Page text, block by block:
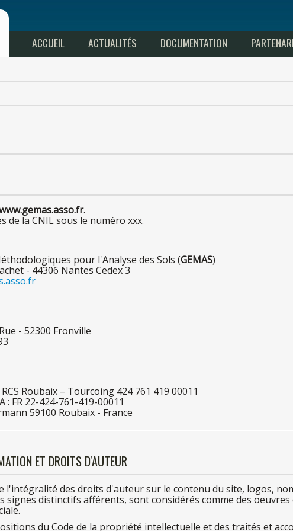
ACCUEIL ACTUALITÉS DOCUMENTATION
.
de la CNILsous le numéro xxx.
pour l'Analyse des Sols (GEMAS)
- 44306 Nantes Cedex 3
- 52300 Fronville
Roubaix – Tourcoing 424761 419 00011
: FR 22-424-761-419-00011
59100 Roubaix - France
ET DROITS D'AUTEUR
l'intégralité des droits d'auteursur le contenu du site, logos,
signes distinctifs afférents, sont considérés comme des oeuvres
du Code de la propriété intellectuelle etdes traités et